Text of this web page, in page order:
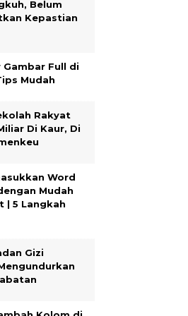
Belum
Kepastian
Gambar Full di
Mudah
Rakyat
Di Kaur, Di
Word
Mudah
| 5 Langkah
Gizi